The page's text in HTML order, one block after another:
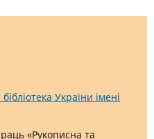
України імені
«Рукописна та